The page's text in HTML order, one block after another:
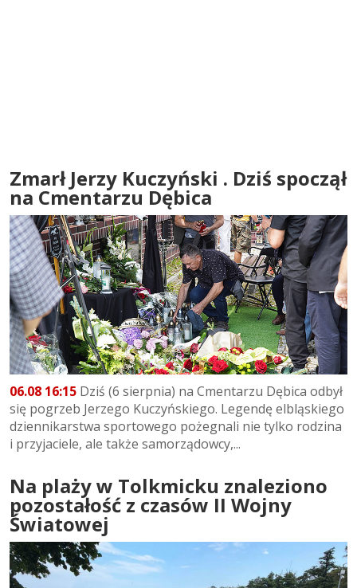
Zmarł Jerzy Kuczyński . Dziś spoczął
na Cmentarzu Dębica
06.08 16:15 Dziś (6 sierpnia) na Cmentarzu Dębica odbył
się pogrzeb Jerzego Kuczyńskiego. Legendę elbląskiego
dziennikarstwa sportowego pożegnali nie tylko rodzina
i przyjaciele, ale także samorządowcy,...
Na plaży w Tolkmicku znaleziono
pozostałość z czasów II Wojny
Światowej